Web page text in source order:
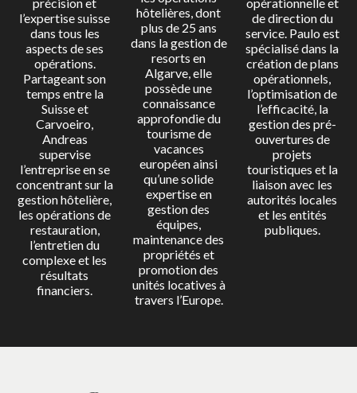
l’expertise suisse
dans tous les
aspects de ses
opérations.
Partageant son
temps entre la
Suisse et
Carvoeiro,
Andreas
supervise
l’entreprise en se
concentrant sur la
gestion hôtelière,
les opérations de
restauration,
l’entretien du
complexe et les
résultats
financiers.
hôtelières, dont
plus de 25 ans
dans la gestion de
resorts en
Algarve, elle
possède une
connaissance
approfondie du
tourisme de
vacances
européen ainsi
qu’une solide
expertise en
gestion des
équipes,
maintenance des
propriétés et
promotion des
unités locatives à
travers l’Europe.
de direction du
service. Paulo est
spécialisé dans la
création de plans
opérationnels,
l’optimisation de
l’efficacité, la
gestion des pré-
ouvertures de
projets
touristiques et la
liaison avec les
autorités locales
et les entités
publiques.